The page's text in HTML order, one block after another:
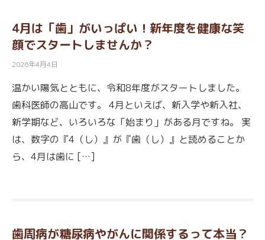
4月は「歯」がいっぱい！新年度を健康な笑
顔でスタートしませんか？
2026年4月4日
温かい陽気とともに、令和8年度がスタートしました。
歯科医師の高山です。 4月といえば、新入学や新入社、
新学期など、いろいろな「始まり」がある月ですね。 実
は、数字の『4（し）』が『歯（し）』と読めることか
ら、4月は歯に […]
歯周病が糖尿病やがんに関係するって本当？